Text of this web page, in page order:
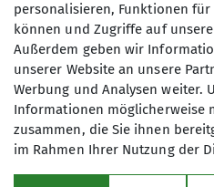
10
personalisieren, Funktionen
können und Zugriffe auf
Außerdem geben wir
unserer Website an unsere
Werbung und Analysen weiter.
Informationen möglicherweise
zusammen, die Sie ihnen
im Rahmen Ihrer Nutzung der